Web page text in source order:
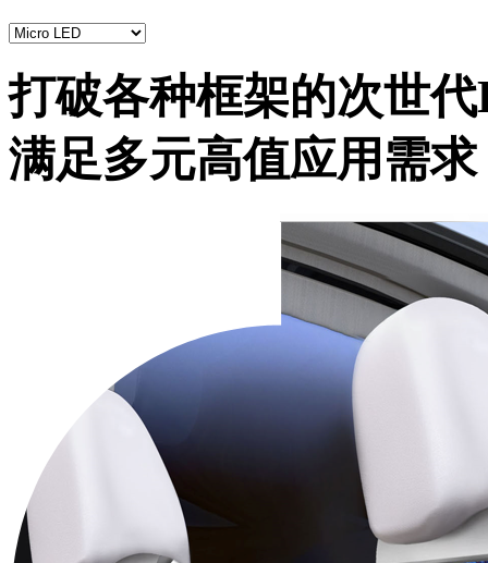
打破各种框架的次世
满足多元高值应用需求